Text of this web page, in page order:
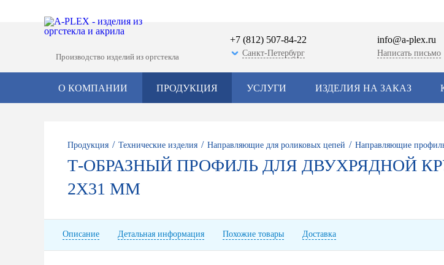
Производство изделий из оргстекла
+7 (812) 507-84-22
Санкт-Петербург
info@a-plex.ru
Написать письмо
О КОМПАНИИ ПРОДУКЦИЯ УСЛУГИ ИЗДЕЛИЯ НА ЗАКАЗ
Продукция / Технические изделия / Направляющие для роликовых цепей / Направляющие
Т-ОБРАЗНЫЙ ПРОФИЛЬ ДЛЯ ДВУХРЯДНОЙ
2X31 MM
Описание Детальная информация Похожие товары Доставка